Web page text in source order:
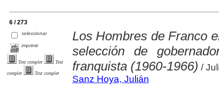
6 / 273
seleccionar
imprimir
Text complet Text
complet Text complet
Los Hombres de Franco
selección de
franquista (1960-1966) /
Sanz Hoya, Julián